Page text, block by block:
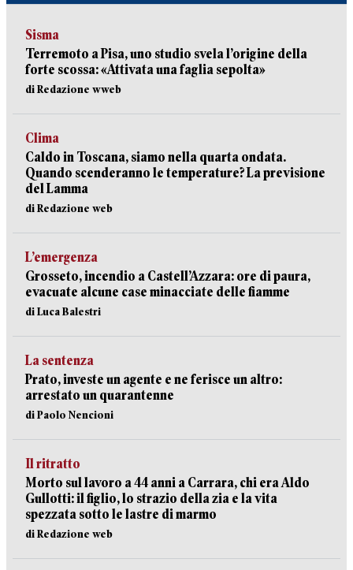
Sisma
Terremoto a Pisa, uno studio svela l’origine della
forte scossa: «Attivata una faglia sepolta»
di Redazione wweb
Clima
Caldo in Toscana, siamo nella quarta ondata.
Quando scenderanno le temperature? La previsione
del Lamma
di Redazione web
L’emergenza
Grosseto, incendio a Castell’Azzara: ore di paura,
evacuate alcune case minacciate delle fiamme
di Luca Balestri
La sentenza
Prato, investe un agente e ne ferisce un altro:
arrestato un quarantenne
di Paolo Nencioni
Il ritratto
Morto sul lavoro a 44 anni a Carrara, chi era Aldo
Gullotti: il figlio, lo strazio della zia e la vita
spezzata sotto le lastre di marmo
di Redazione web